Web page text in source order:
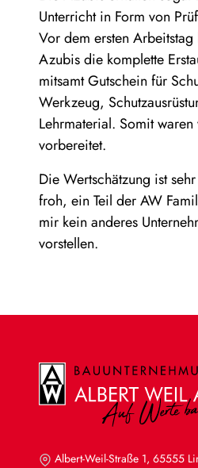
Unterricht in Form von
Vor dem ersten
Azubis die komplette
mitsamt Gutschein für
Werkzeug,
Lehrmaterial. Somit
vorbereitet.
Die Wertschätzung ist
froh, ein Teil der AW
mir kein anderes
vorstellen.
Albert-Weil-Straße 1, 65555